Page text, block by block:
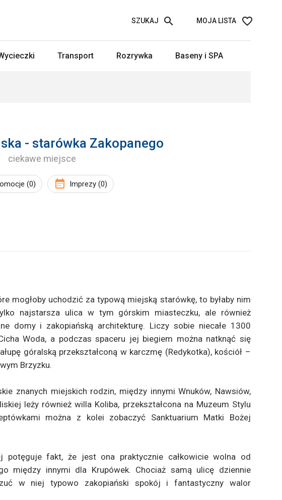
MOJA LISTA
SZUKAJ
Transport Rozrywka Baseny i SPA
- starówka Zakopanego
ciekawe miejsce
(0) Imprezy (0)
mogłoby uchodzić za typową miejską starówkę, to byłaby nim
najstarsza ulica w tym górskim miasteczku, ale również
domy i zakopiańską architekturę. Liczy sobie niecałe 1300
Woda, a podczas spaceru jej biegiem można natknąć się
góralską przekształconą w karczmę (Redykotka), kościół –
Brzyzku.
znanych miejskich rodzin, między innymi Wnuków, Nawsiów,
leży również willa Koliba, przekształcona na Muzeum Stylu
można z kolei zobaczyć Sanktuarium Matki Bożej
potęguje fakt, że jest ona praktycznie całkowicie wolna od
między innymi dla Krupówek. Chociaż samą ulicę dziennie
w niej typowo zakopiański spokój i fantastyczny walor